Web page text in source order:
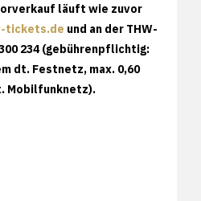
läuft wie zuvor
tickets.de und an der THW-
234 (gebührenpflichtig:
dt. Festnetz, max. 0,60
Mobilfunknetz).